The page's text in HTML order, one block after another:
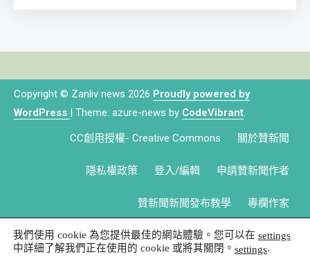
Copyright © Zanliv news 2026 Proudly powered by
WordPress | Theme: azure-news by CodeVibrant.
CC創用授權- Creative Commons 關於贊新聞
隱私權政策 登入/編輯 申請贊新聞作者
贊新聞新聞發布教學 專欄作家
我們使用 cookie 為您提供最佳的網站體驗。您可以在 settings
中詳細了解我們正在使用的 cookie 或將其關閉。 settings.